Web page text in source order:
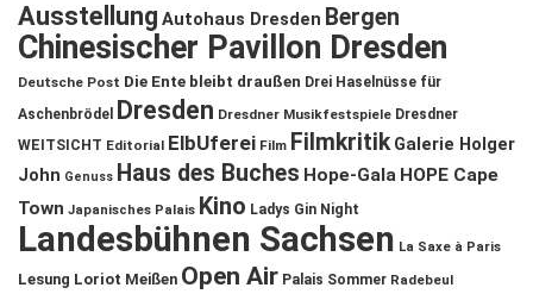
Ausstellung Autohaus Dresden Bergen
Chinesischer Pavillon Dresden
Deutsche Post Die Ente bleibt draußen Drei Haselnüsse für
Aschenbrödel
Dresden Dresdner Musikfestspiele Dresdner
WEITSICHT Editorial ElbUferei Film Filmkritik Galerie Holger
John Genuss Haus des Buches Hope-Gala HOPE Cape
Town Japanisches Palais Kino Ladys Gin Night
Landesbühnen Sachsen La Saxe à Paris
Lesung Loriot Meißen Open Air Palais Sommer Radebeul